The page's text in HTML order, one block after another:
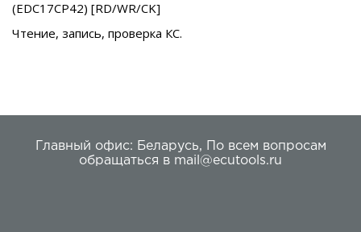
(EDC17CP42) [RD/WR/CK]
Чтение, запись, проверка КС.
Главный офис: Беларусь,
По всем вопросам
обращаться в mail@ecutools.ru